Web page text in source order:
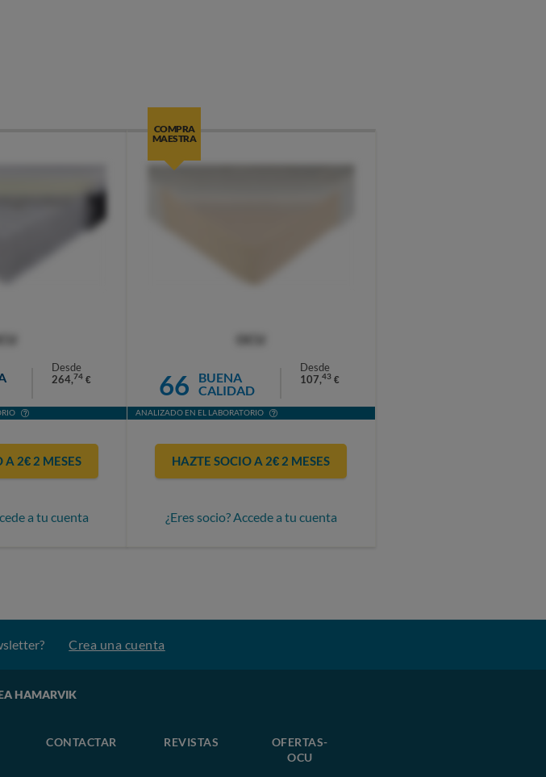
Desde
264,74 €
A 2€ 2 MESES
a tu cuenta
COMPRA
MAESTRA
66
BUENA
CALIDAD
Desde
107,43 €
ANALIZADO EN EL LABORATORIO
HAZTE SOCIO A 2€ 2 MESES
¿Eres socio? Accede a tu cuenta
Crea una cuenta
HAMARVIK
CONTACTAR REVISTAS
OFERTAS-
OCU